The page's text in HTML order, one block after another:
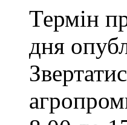
Термін
дня